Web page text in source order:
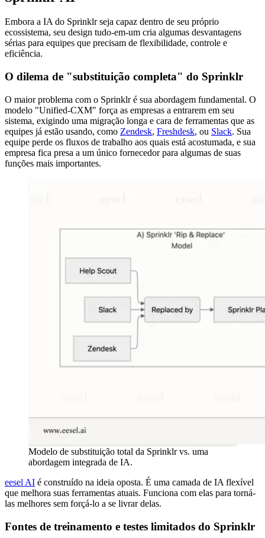
Embora a IA do Sprinklr seja capaz dentro de seu próprio
ecossistema, seu design tudo-em-um cria algumas desvantagens
sérias para equipes que precisam de flexibilidade, controle e
eficiência.
O dilema de "substituição completa" do Sprinklr
O maior problema com o Sprinklr é sua abordagem fundamental. O
modelo "Unified-CXM" força as empresas a entrarem em seu
sistema, exigindo uma migração longa e cara de ferramentas que as
equipes já estão usando, como Zendesk, Freshdesk, ou Slack. Sua
equipe perde os fluxos de trabalho aos quais está acostumada, e sua
empresa fica presa a um único fornecedor para algumas de suas
funções mais importantes.
Modelo de substituição total da Sprinklr vs. uma
abordagem integrada de IA.
eesel AI é construído na ideia oposta. É uma camada de IA flexível
que melhora suas ferramentas atuais. Funciona com elas para torná-
las melhores sem forçá-lo a se livrar delas.
Fontes de treinamento e testes limitados do Sprinklr